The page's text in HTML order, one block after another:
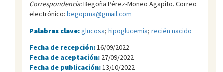
Correspondencia:Begoña Pérez-Moneo Agapito. Correo
electrónico: begopma@gmail.com
Palabras clave:glucosa; hipoglucemia; recién nacido
Fecha de recepción: 16/09/2022
Fecha de aceptación: 27/09/2022
Fecha de publicación: 13/10/2022